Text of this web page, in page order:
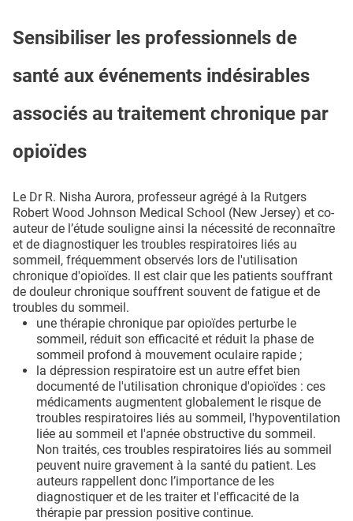
Sensibiliser les professionnels de
santé aux événements indésirables
associés au traitement chronique par
opioïdes
Le Dr R. Nisha Aurora, professeur agrégé à la Rutgers
Robert Wood Johnson Medical School (New Jersey) et co-
auteur de l’étude souligne ainsi la nécessité de reconnaître
et de diagnostiquer les troubles respiratoires liés au
sommeil, fréquemment observés lors de l'utilisation
chronique d'opioïdes. Il est clair que les patients souffrant
de douleur chronique souffrent souvent de fatigue et de
troubles du sommeil.
une thérapie chronique par opioïdes perturbe le
sommeil, réduit son efficacité et réduit la phase de
sommeil profond à mouvement oculaire rapide ;
la dépression respiratoire est un autre effet bien
documenté de l'utilisation chronique d'opioïdes : ces
médicaments augmentent globalement le risque de
troubles respiratoires liés au sommeil, l'hypoventilation
liée au sommeil et l'apnée obstructive du sommeil.
Non traités, ces troubles respiratoires liés au sommeil
peuvent nuire gravement à la santé du patient. Les
auteurs rappellent donc l’importance de les
diagnostiquer et de les traiter et l'efficacité de la
thérapie par pression positive continue.